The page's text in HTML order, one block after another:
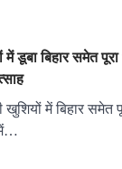
बिहार समेत पूरा
में बिहार समेत
में…